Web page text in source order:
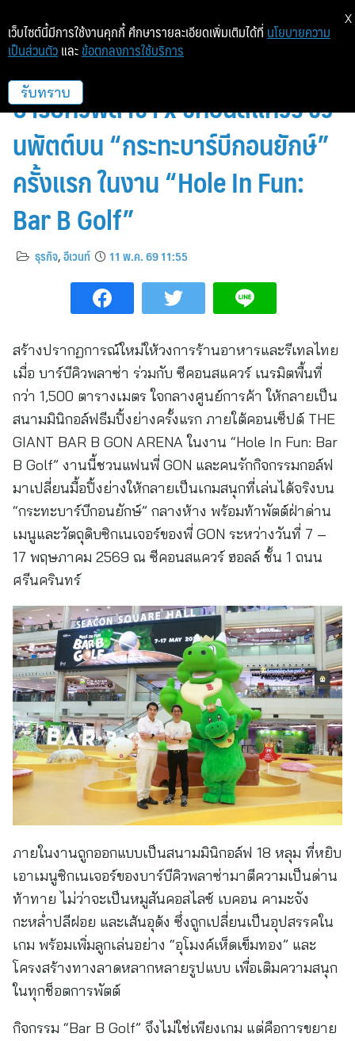
จากกระทะสู่สนามมินิกอล์ฟ!
บาร์บีคิวพลาซ่า x ซีคอนสแควร์ ชว
นพัตต์บน “กระทะบาร์บีกอนยักษ์”
ครั้งแรก ในงาน “Hole In Fun:
Bar B Golf”
ธุรกิจ,อีเวนท์ 11 พ.ค. 69 11:55
สร้างปรากฏการณ์ใหม่ให้วงการร้านอาหารและรีเทลไทย
เมื่อ บาร์บีคิวพลาซ่า ร่วมกับ ซีคอนสแควร์ เนรมิตพื้นที่
กว่า 1,500 ตารางเมตร ใจกลางศูนย์การค้า ให้กลายเป็น
สนามมินิกอล์ฟธีมปิ้งย่างครั้งแรก ภายใต้คอนเซ็ปต์ THE
GIANT BAR B GON ARENA ในงาน “Hole In Fun: Bar
B Golf” งานนี้ชวนแฟนพี่ GON และคนรักกิจกรรมกอล์ฟ
มาเปลี่ยนมื้อปิ้งย่างให้กลายเป็นเกมสนุกที่เล่นได้จริงบน
“กระทะบาร์บีกอนยักษ์” กลางห้าง พร้อมท้าพัตต์ฝ่าด่าน
เมนูและวัตถุดิบซิกเนเจอร์ของพี่ GON ระหว่างวันที่ 7 –
17 พฤษภาคม 2569 ณ ซีคอนสแควร์ ฮอลล์ ชั้น 1 ถนน
ศรีนครินทร์
ภายในงานถูกออกแบบเป็นสนามมินิกอล์ฟ 18 หลุม ที่หยิบ
เอาเมนูซิกเนเจอร์ของบาร์บีคิวพลาซ่ามาตีความเป็นด่าน
ท้าทาย ไม่ว่าจะเป็นหมูสันคอสไลซ์ เบคอน คามะจัง
กะหล่ำปลีฝอย และเส้นอุด้ง ซึ่งถูกเปลี่ยนเป็นอุปสรรคใน
เกม พร้อมเพิ่มลูกเล่นอย่าง “อุโมงค์เห็ดเข็มทอง” และ
โครงสร้างทางลาดหลากหลายรูปแบบ เพื่อเติมความสนุก
ในทุกช็อตการพัตต์
กิจกรรม “Bar B Golf” จึงไม่ใช่เพียงเกม แต่คือการขยาย
เว็บไซต์นี้มีการใช้งานคุกกี้ ศึกษารายละเอียดเพิ่มเติมได้ที่ นโยบายความ
เป็นส่วนตัว และ ข้อตกลงการใช้บริการ
รับทราบ
X